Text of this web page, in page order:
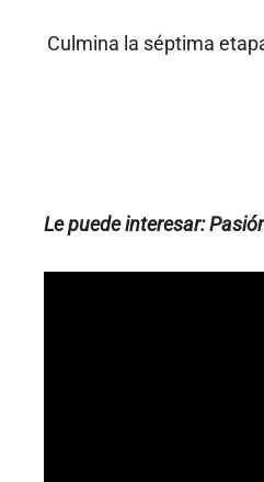
Culmina la séptima
Le puede interesar: